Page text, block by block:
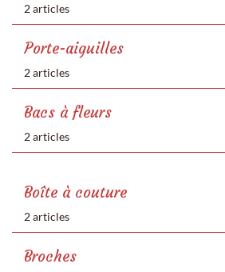
2 articles
Porte-aiguilles
2 articles
Bacs à fleurs
2 articles
Boîte à couture
2 articles
Broches